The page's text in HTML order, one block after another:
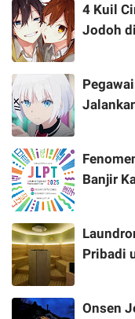
4 Kuil
Jodoh
Banjir
Pribadi
Onsen